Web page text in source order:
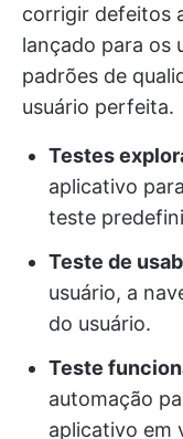
corrigir defeitos
lançado para os
padrões de
usuário perfeita.
Testes
aplicativo
teste
Teste de
usuário, a
do usuário.
Teste
automação
aplicativo em